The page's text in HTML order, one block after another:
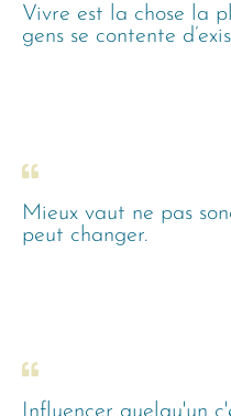
Vivre est la chose la
gens se contente
Mieux vaut ne pas
peut changer.